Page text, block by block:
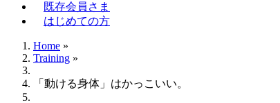
既存会員さま
はじめての方
Breadcrumb
Home »
Training »
「動ける身体」はかっこいい。